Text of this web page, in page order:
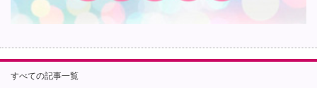
すべての記事一覧